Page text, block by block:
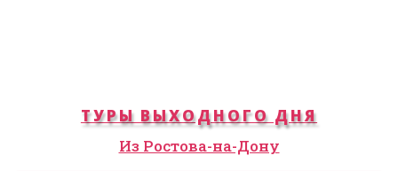
ТУРЫ ВЫХОДНОГО ДНЯ
Из Ростова-на-Дону